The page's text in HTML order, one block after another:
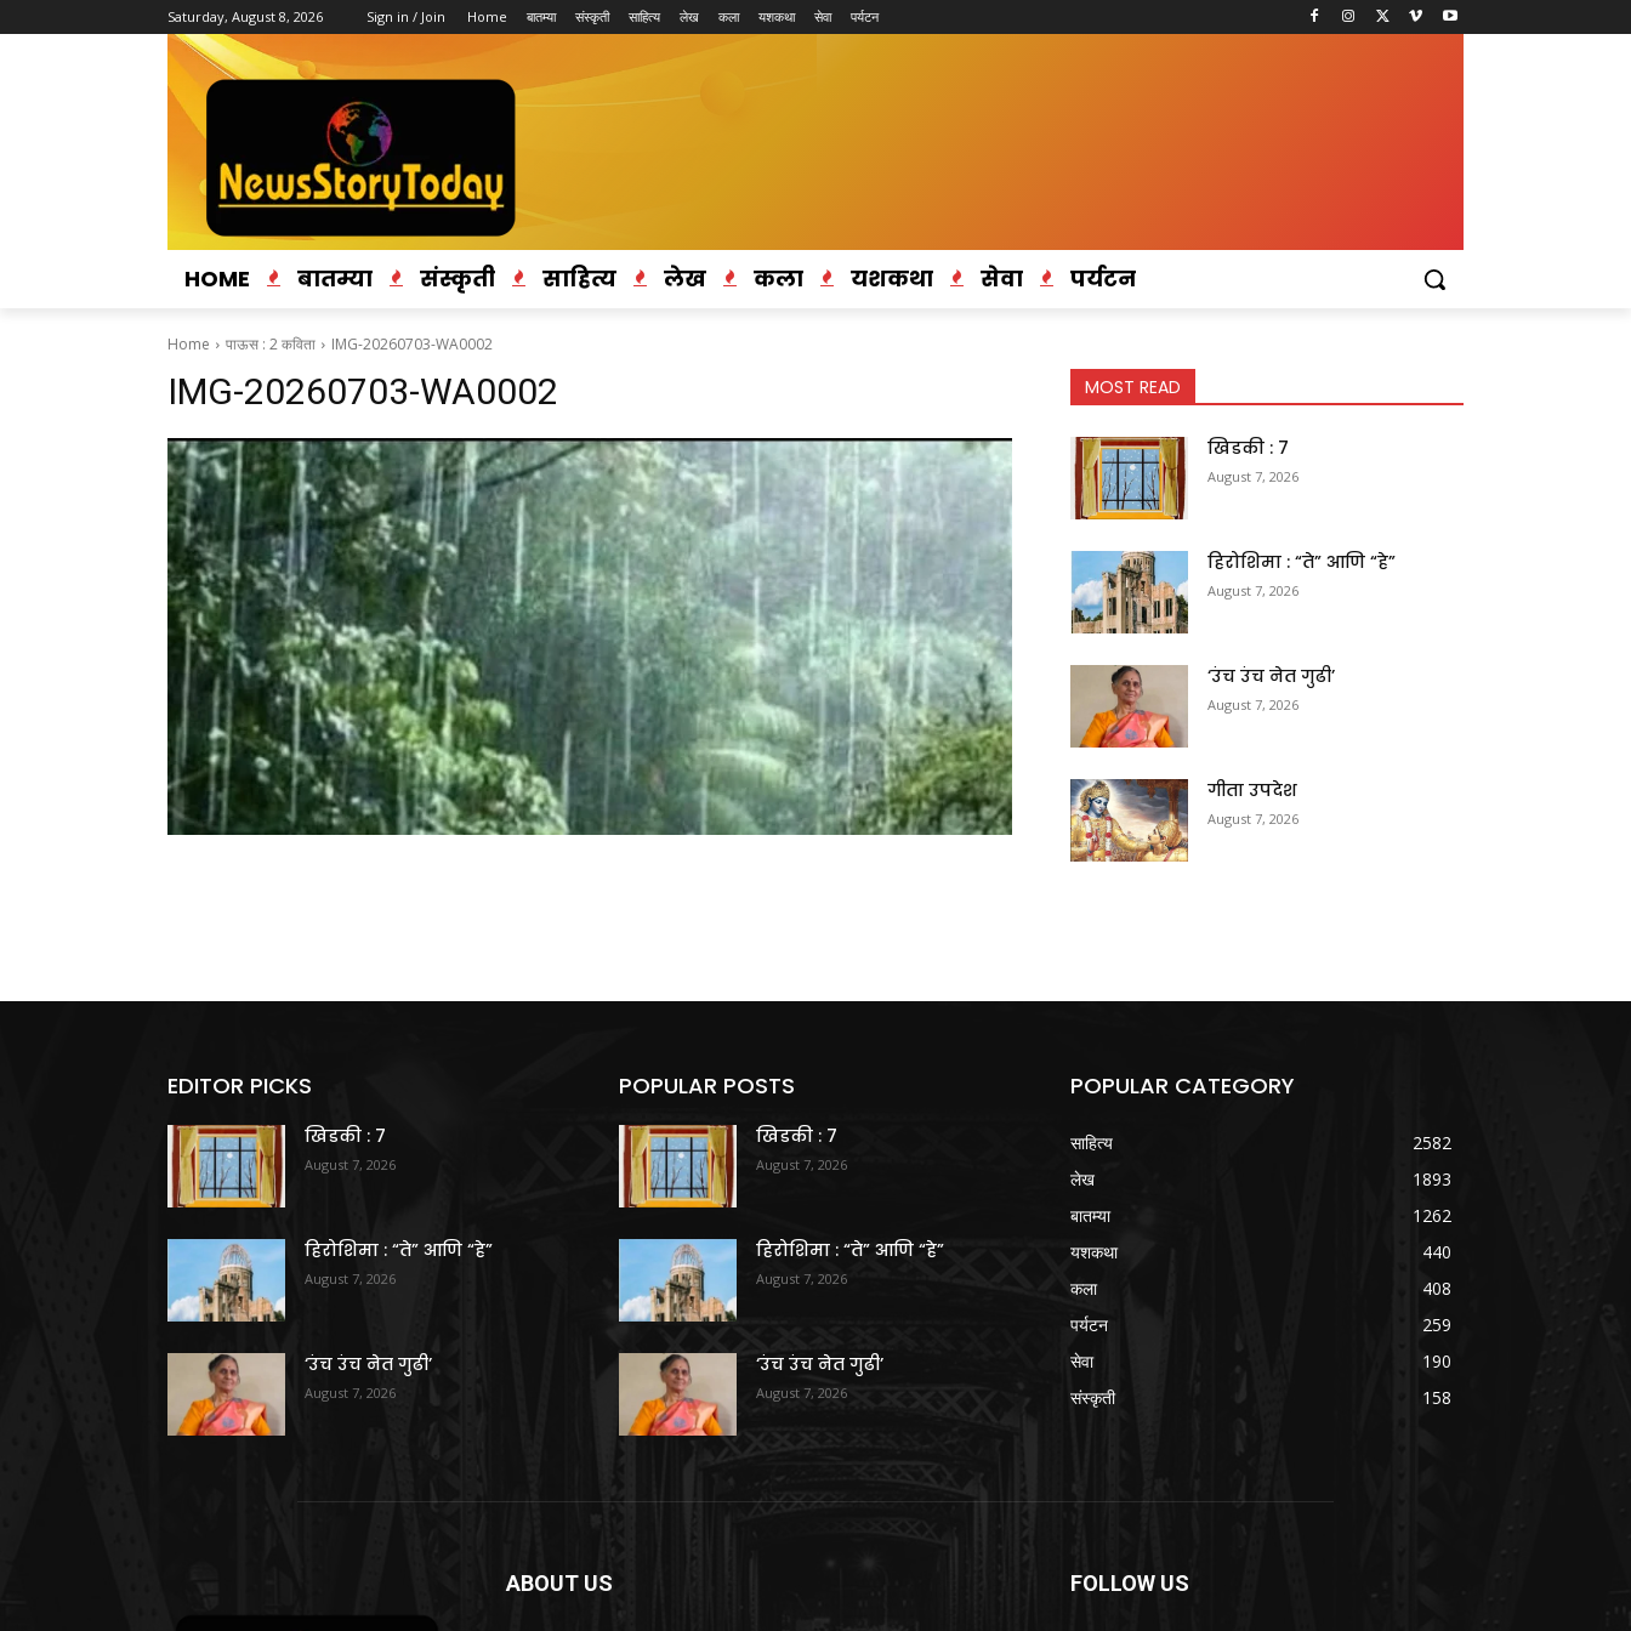
Saturday, August 8, 2026 Sign in / Join Home बातम्या संस्कृती साहित्य लेख कला यशकथा सेवा पर्यटन
HOME बातम्या संस्कृती साहित्य लेख कला यशकथा सेवा पर्यटन
Home पाऊस : 2 कविता IMG-20260703-WA0002
IMG-20260703-WA0002 MOST READ
खिडकी : 7
August 7, 2026
हिरोशिमा : “ते” आणि “हे”
August 7, 2026
‘उंच उंच नेत गुढी’
August 7, 2026
गीता उपदेश
August 7, 2026
EDITOR PICKS
खिडकी : 7
August 7, 2026
हिरोशिमा : “ते” आणि “हे”
August 7, 2026
‘उंच उंच नेत गुढी’
August 7, 2026
POPULAR POSTS
खिडकी : 7
August 7, 2026
हिरोशिमा : “ते” आणि “हे”
August 7, 2026
‘उंच उंच नेत गुढी’
August 7, 2026
POPULAR CATEGORY
साहित्य
2582
लेख
1893
बातम्या
1262
यशकथा
440
कला
408
पर्यटन
259
सेवा
190
संस्कृती
158
ABOUT US FOLLOW US